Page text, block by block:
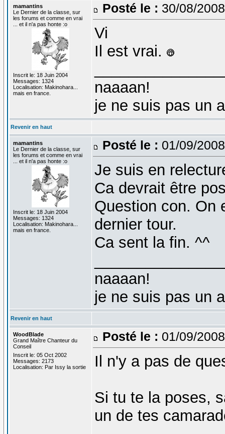
mamantins
Le Dernier de la classe, sur
les forums et comme en vrai
... et il n'a pas honte :o
Inscrit le: 18 Juin 2004
Messages: 1324
Localisation: Makinohara...
mais en france.
Posté le : 30/08/
Vi
Il est vrai.
naaaan!
je ne suis pas un
Revenir en haut
mamantins
Le Dernier de la classe, sur
les forums et comme en vrai
... et il n'a pas honte :o
Inscrit le: 18 Juin 2004
Messages: 1324
Localisation: Makinohara...
mais en france.
Posté le : 01/09/
Je suis en
Ca devrait être
Question con. On
dernier tour.
Ca sent la fin. ^^
naaaan!
je ne suis pas un
Revenir en haut
WoodBlade
Grand Maître Chanteur du
Conseil
Inscrit le: 05 Oct 2002
Messages: 2173
Localisation: Par Issy la sortie
Posté le : 01/09/
Il n'y a pas de
Si tu te la poses,
un de tes